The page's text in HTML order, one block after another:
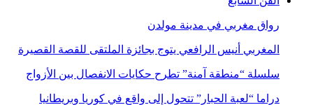
رواق مغربي في مدينة مولدن
المغربي أنيس الرافعي يتوج بجائزة الملتقى للقصة القصيرة
سلسلة “منطقة آمنة” تطرح حكايات الانفصال بين الأزواج
دراما “لعبة الحبار” تتحول إلى واقع في كوريا وبريطانيا